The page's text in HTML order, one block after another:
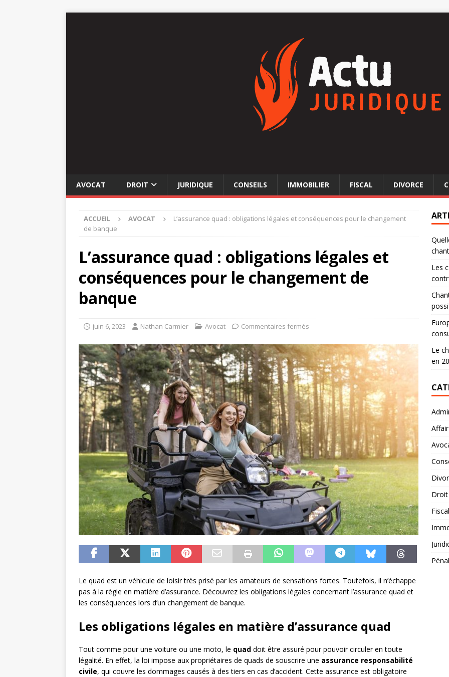
AVOCAT DROIT JURIDIQUE CONSEILS IMMOBILIER FISCAL DIVORCE
ACCUEIL AVOCAT
L’assurance quad : obligations légales et conséquences pour le changement
de banque
L’assurance quad : obligations légales et
conséquences pour le changement de
banque
juin 6, 2023 Nathan Carmier Avocat Commentaires fermés
Le quad est un véhicule de loisir très prisé par les amateurs de sensations fortes. Toutefois, il n’échappe
pas à la règle en matière d’assurance. Découvrez les obligations légales concernant l’assurance quad et
les conséquences lors d’un changement de banque.
Les obligations légales en matière d’assurance quad
Tout comme pour une voiture ou une moto, le quad doit être assuré pour pouvoir circuler en toute
légalité. En effet, la loi impose aux propriétaires de quads de souscrire une assurance responsabilité
civile, qui couvre les dommages causés à des tiers en cas d’accident. Cette assurance est obligatoire
Les
Le
en
Droit
Fiscal
Pénal